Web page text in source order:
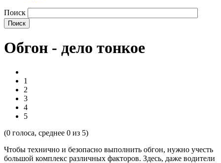
Поиск
Обгон - дело тонкое
1
2
3
4
5
(0 голоса, среднее 0 из 5)
Чтобы технично и безопасно выполнить обгон, нужно учесть
большой комплекс различных факторов. Здесь, даже водители